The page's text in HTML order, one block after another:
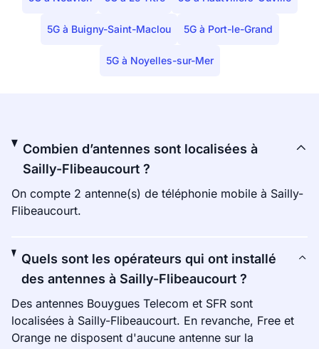
5G à Buigny-Saint-Maclou 5G à Port-le-Grand
5G à Noyelles-sur-Mer
Combien d’antennes sont localisées à
Sailly-Flibeaucourt ?
On compte 2 antenne(s) de téléphonie mobile à Sailly-
Flibeaucourt.
Quels sont les opérateurs qui ont installé
des antennes à Sailly-Flibeaucourt ?
Des antennes Bouygues Telecom et SFR sont
localisées à Sailly-Flibeaucourt. En revanche, Free et
Orange ne disposent d'aucune antenne sur la